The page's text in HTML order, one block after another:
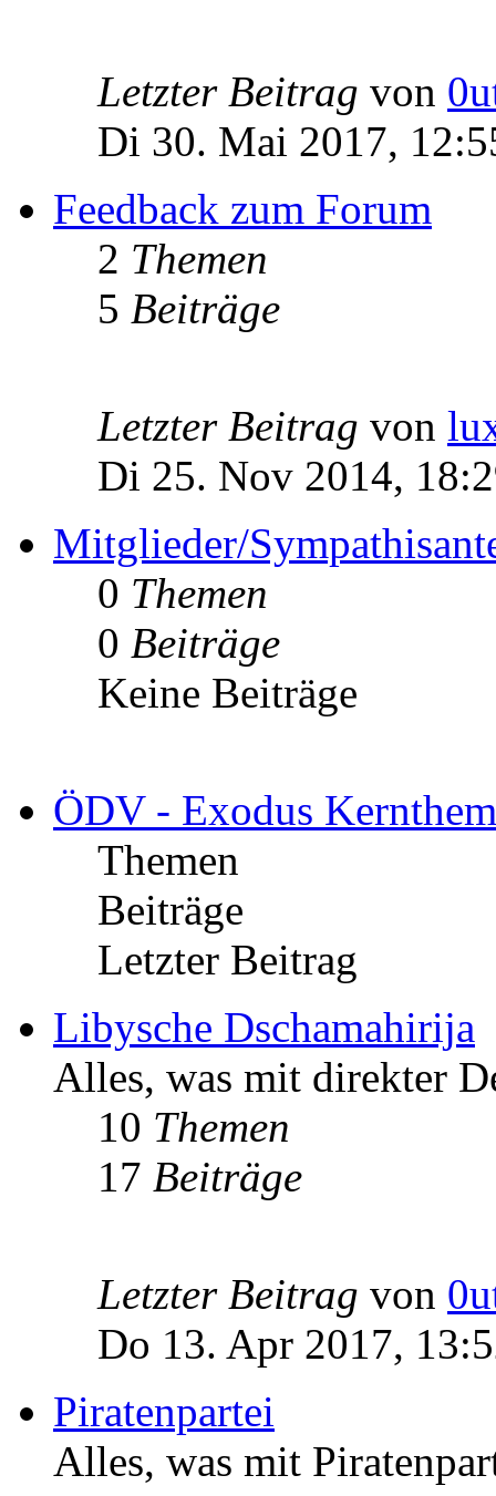
Letzter Beitrag von
Di 30. Mai 2017,
Feedback zum Forum
2 Themen
5 Beiträge
Letzter Beitrag von
Di 25. Nov 2014,
Mitglieder/
0 Themen
0 Beiträge
Keine Beiträge
ÖDV - Exodus
Themen
Beiträge
Letzter Beitrag
Libysche Dschamahirija
Alles, was mit direkter
10 Themen
17 Beiträge
Letzter Beitrag von
Do 13. Apr 2017,
Piratenpartei
Alles, was mit